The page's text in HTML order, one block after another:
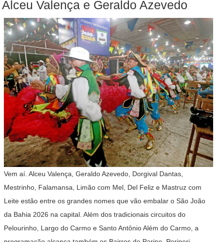
Alceu Valença e Geraldo Azevedo
Vem aí. Alceu Valença, Geraldo Azevedo, Dorgival Dantas,
Mestrinho, Falamansa, Limão com Mel, Del Feliz e Mastruz com
Leite estão entre os grandes nomes que vão embalar o São João
da Bahia 2026 na capital. Além dos tradicionais circuitos do
Pelourinho, Largo do Carmo e Santo Antônio Além do Carmo, a